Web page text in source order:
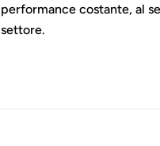
performance costante, al
settore.